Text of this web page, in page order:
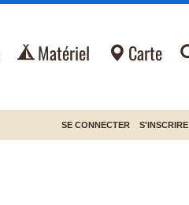
Matériel Carte
SE CONNECTER S'INSCRIRE